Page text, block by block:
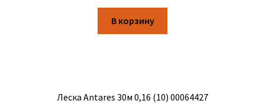
В корзину
Леска Antares 30м 0,16 (10) 00064427